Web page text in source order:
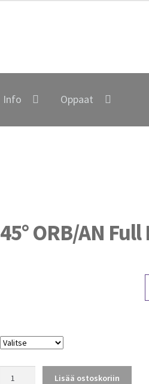
Info Oppaat
45° ORB/AN
Lisää ostoskoriin